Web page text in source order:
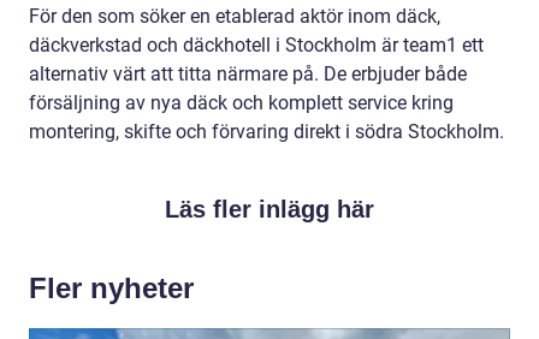
För den som söker en etablerad aktör inom däck,
däckverkstad och däckhotell i Stockholm är team1 ett
alternativ värt att titta närmare på. De erbjuder både
försäljning av nya däck och komplett service kring
montering, skifte och förvaring direkt i södra Stockholm.
Läs fler inlägg här
Fler nyheter